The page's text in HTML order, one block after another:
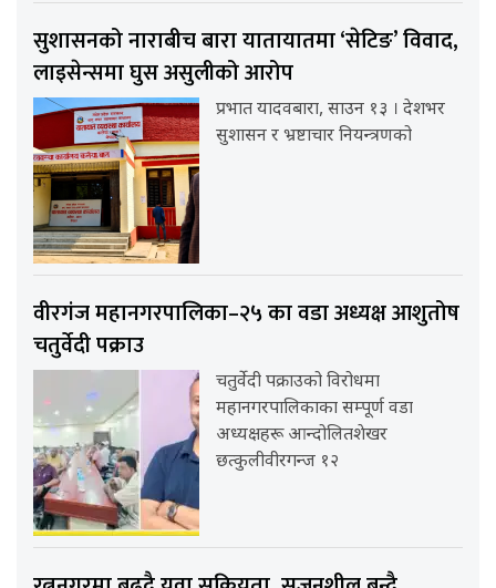
सुशासनको नाराबीच बारा यातायातमा ‘सेटिङ’ विवाद,
लाइसेन्समा घुस असुलीको आरोप
प्रभात यादवबारा, साउन १३ । देशभर
सुशासन र भ्रष्टाचार नियन्त्रणको
वीरगंज महानगरपालिका–२५ का वडा अध्यक्ष आशुतोष
चतुर्वेदी पक्राउ
चतुर्वेदी पक्राउको विरोधमा
महानगरपालिकाका सम्पूर्ण वडा
अध्यक्षहरू आन्दोलितशेखर
छत्कुलीवीरगन्ज १२